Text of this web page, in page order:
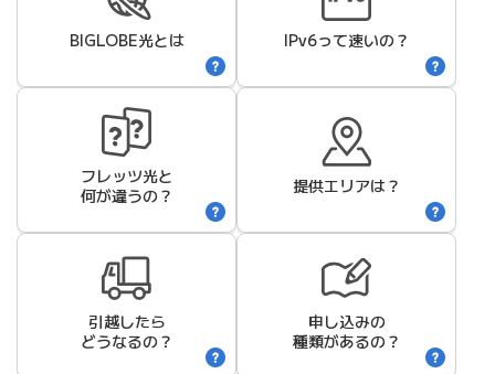
BIGLOBE光とは IPv6って速いの？
フレッツ光と
何が違うの？
提供エリアは？
引越したら
どうなるの？
申し込みの
種類があるの？